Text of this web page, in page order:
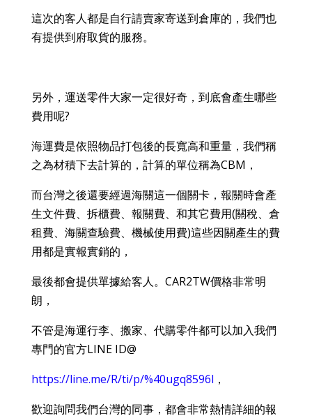
這次的客人都是自行請賣家寄送到倉庫的，我們也
有提供到府取貨的服務。
另外，運送零件大家一定很好奇，到底會產生哪些
費用呢?
海運費是依照物品打包後的長寬高和重量，我們稱
之為材積下去計算的，計算的單位稱為CBM ，
而台灣之後還要經過海關這一個關卡，報關時會產
生文件費、拆櫃費、報關費、和其它費用(關稅、倉
租費、海關查驗費、機械使用費)這些因關產生的費
用都是實報實銷的，
最後都會提供單據給客人。 CAR2TW價格非常明
朗，
不管是海運行李、搬家、代購零件都可以加入我們
專門的官方LINE ID@
https://line.me/R/ti/p/%40ugq8596l ，
歡迎詢問我們台灣的同事，都會非常熱情詳細的報